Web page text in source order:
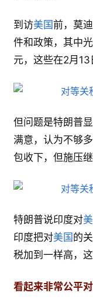
到访美国前，莫
件和政策，其中
元，这些在2月13
但问题是特朗普
满意，认为不够
包收下，但施压
特朗普说印度对
印度把对美国 的
税加到一样高，这
看起来非常公平